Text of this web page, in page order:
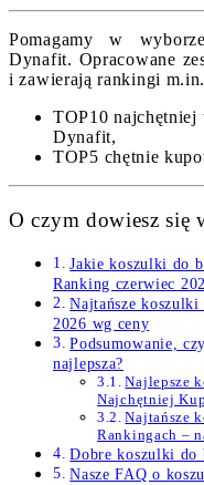
Pomagamy w
Dynafit. Opracowane
i zawierają rankingi
TOP10 najchętniej
Dynafit,
TOP5 chętnie
O czym dowiesz się
Jakie koszulki do
Ranking czerwiec
Najtańsze
2026 wg ceny
Podsumowanie,
najlepsza?
Najlepsze
Najchętniej
Najtańsze
Rankingach –
Dobre koszulki do
Nasze FAQ o